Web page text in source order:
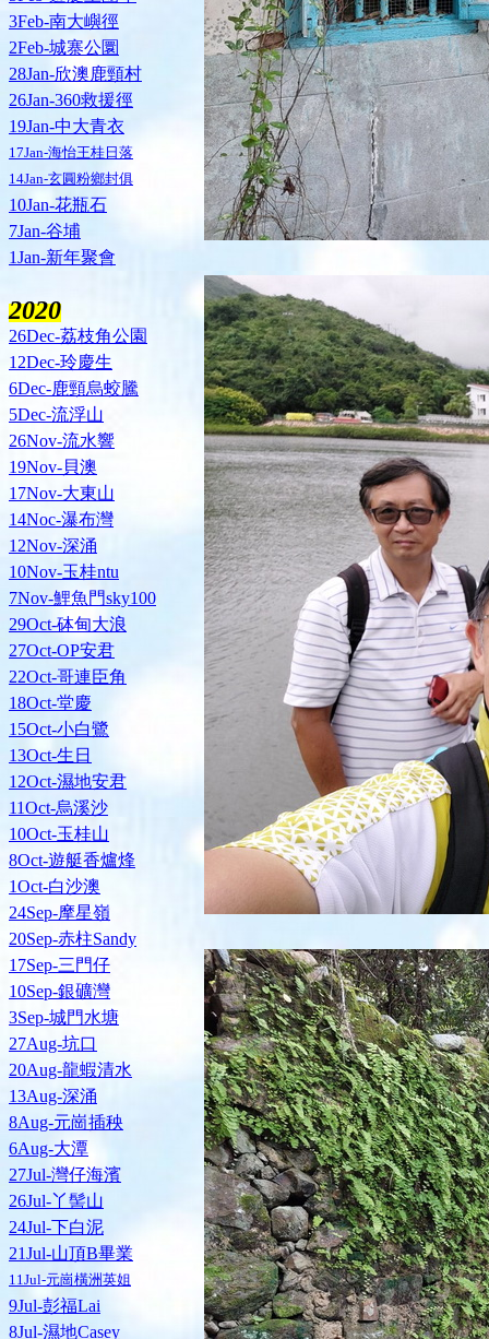
3Feb-南大嶼徑
2Feb-城寨公圜
28Jan-欣澳鹿頸村
26Jan-360救援徑
19Jan-中大青衣
17Jan-海怡王桂日落
14Jan-玄圓粉鄉封俱
10Jan-花瓶石
7Jan-谷埔
1Jan-新年聚會
2020
26Dec-荔枝角公園
12Dec-玲慶生
6Dec-鹿頸烏蛟騰
5Dec-流浮山
26Nov-流水響
19Nov-貝澳
17Nov-大東山
14Noc-瀑布灣
12Nov-深涌
10Nov-玉桂ntu
7Nov-鯉魚門sky100
29Oct-砵甸大浪
27Oct-OP安君
22Oct-哥連臣角
18Oct-堂慶
15Oct-小白鷺
13Oct-生日
12Oct-濕地安君
11Oct-烏溪沙
10Oct-玉桂山
8Oct-遊艇香爐烽
1Oct-白沙澳
24Sep-摩星嶺
20Sep-赤柱Sandy
17Sep-三門仔
10Sep-銀礦灣
3Sep-城門水塘
27Aug-坑口
20Aug-龍蝦清水
13Aug-深涌
8Aug-元崗插秧
6Aug-大潭
27Jul-灣仔海濱
26Jul-丫髻山
24Jul-下白泥
21Jul-山頂B畢業
11Jul-元崗橫洲英姐
9Jul-彭福Lai
8Jul-濕地Casey